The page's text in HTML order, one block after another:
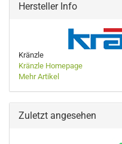
Hersteller Info
Kränzle
Kränzle Homepage
Mehr Artikel
Zuletzt angesehen